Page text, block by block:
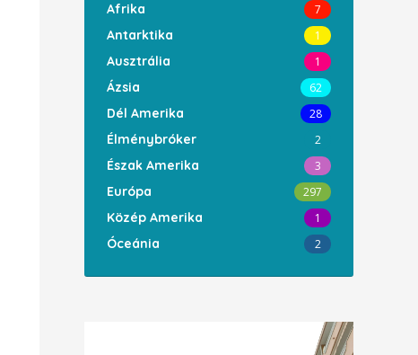
Afrika 7
Antarktika 1
Ausztrália 1
Ázsia 62
Dél Amerika 28
Élménybróker 2
Észak Amerika 3
Európa 297
Közép Amerika 1
Óceánia 2